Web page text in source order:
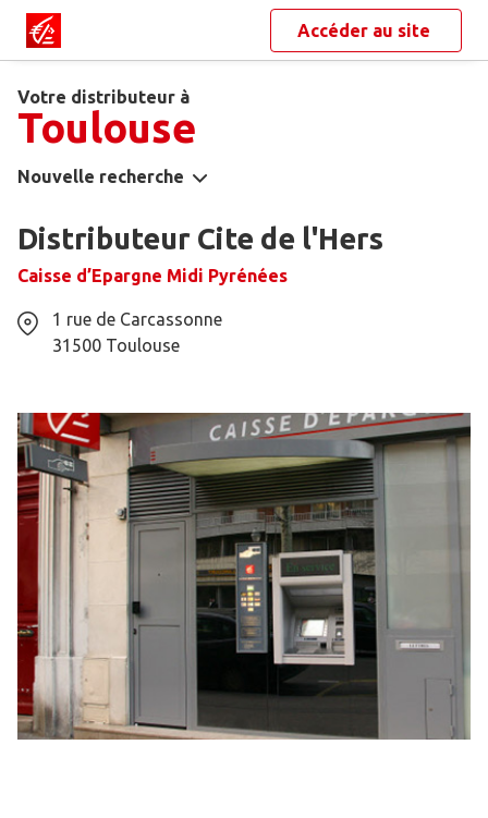
Accéder au site
Votre distributeur à
Toulouse
Nouvelle recherche
Distributeur Cite de l'Hers
Caisse d’Epargne Midi Pyrénées
1 rue de Carcassonne
31500 Toulouse